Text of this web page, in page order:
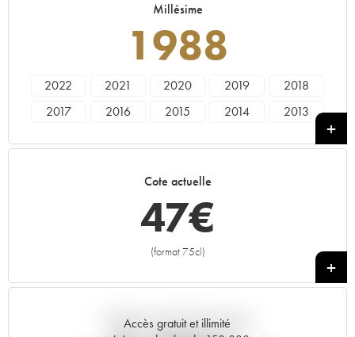
Millésime
1988
2022 2021 2020 2019
2018
2017
2016 2015 2014
2013
2000
1992
Cote actuelle
47€
(format 75cl)
+
Accès gratuit et illimité
Tendance actuelle de la cote